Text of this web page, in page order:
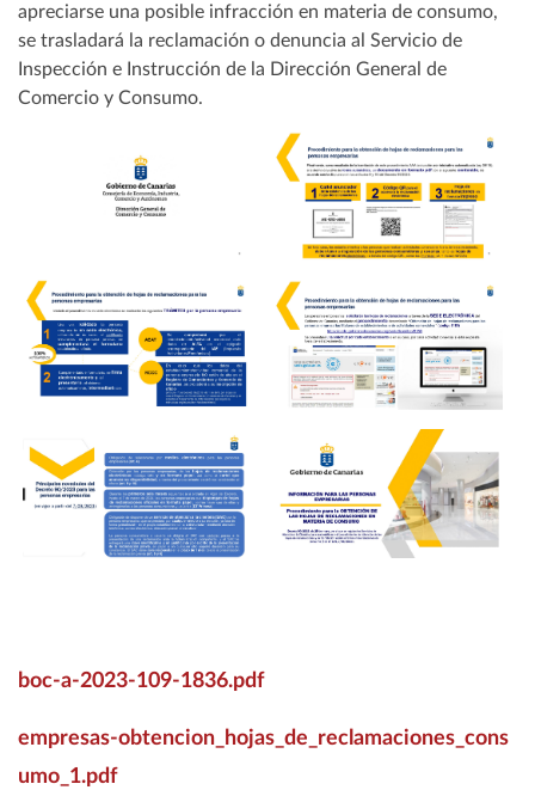
apreciarse una posible infracción en materia de consumo,
se trasladará la reclamación o denuncia al Servicio de
Inspección e Instrucción de la Dirección General de
Comercio y Consumo.
boc-a-2023-109-1836.pdf
empresas-obtencion_hojas_de_reclamaciones_cons
umo_1.pdf